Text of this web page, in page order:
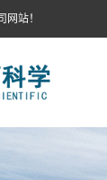
站！